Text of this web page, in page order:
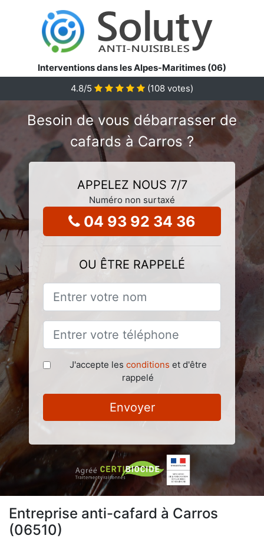
Interventions dans les Alpes-Maritimes (06)
4.8/5 (108 votes)
Besoin de vous débarrasser de
cafards à Carros ?
APPELEZ NOUS 7/7
Numéro non surtaxé
04 93 92 34 36
OU ÊTRE RAPPELÉ
J'accepte les conditions et d'être
rappelé
Envoyer
Entreprise anti-cafard à Carros
(06510)